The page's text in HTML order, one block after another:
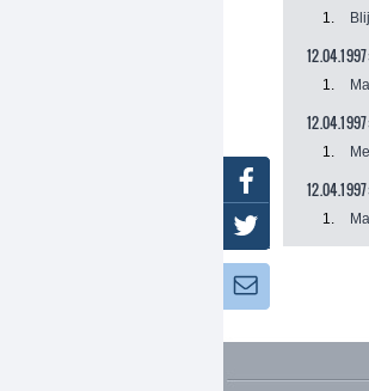
1.
1.
1.
1.
Twitter